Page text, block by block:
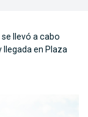
llevó a cabo
en Plaza